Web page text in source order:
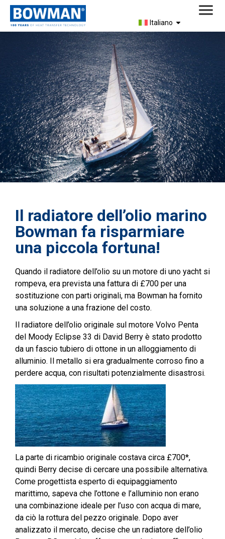
Italiano
Il radiatore dell’olio marino
Bowman fa risparmiare
una piccola fortuna!
Quando il radiatore dell’olio su un motore di uno yacht si
rompeva, era prevista una fattura di £700 per una
sostituzione con parti originali, ma Bowman ha fornito
una soluzione a una frazione del costo.
Il radiatore dell’olio originale sul motore Volvo Penta
del Moody Eclipse 33 di David Berry è stato prodotto
da un fascio tubiero di ottone in un alloggiamento di
alluminio. Il metallo si era gradualmente corroso fino a
perdere acqua, con risultati potenzialmente disastrosi.
La parte di ricambio originale costava circa £700*,
quindi Berry decise di cercare una possibile alternativa.
Come progettista esperto di equipaggiamento
marittimo, sapeva che l’ottone e l’alluminio non erano
una combinazione ideale per l’uso con acqua di mare,
da ciò la rottura del pezzo originale. Dopo aver
analizzato il mercato, decise che un radiatore dell’olio